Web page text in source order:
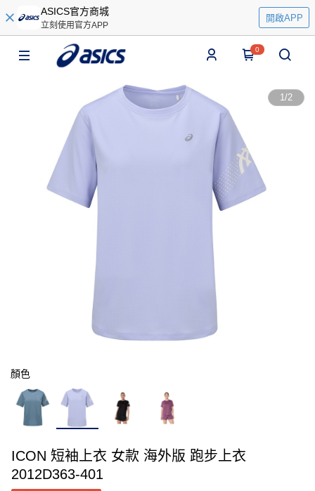
ASICS官方商城
立刻使用官方APP
開啟APP
0
1/2
顏色
ICON 短袖上衣 女款 海外版 跑步上衣
2012D363-401